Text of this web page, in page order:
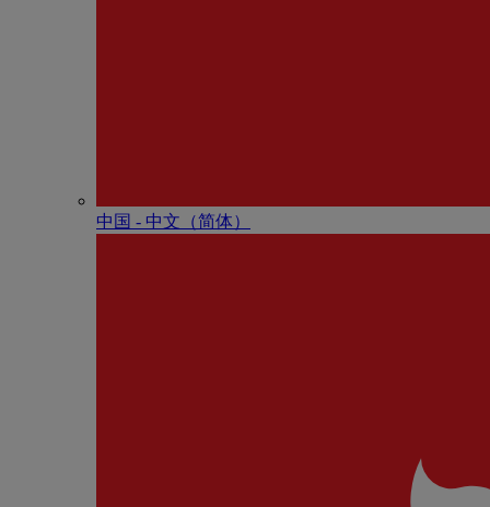
中国 - 中⽂（简体）